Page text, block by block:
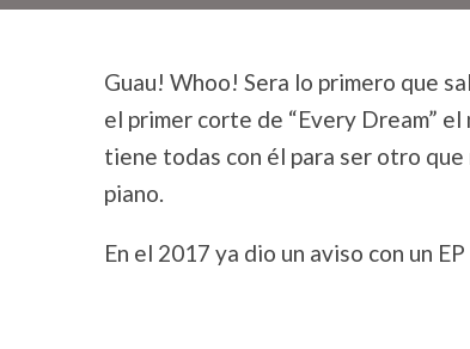
Guau! Whoo! Sera lo primero que
el primer corte de “Every Dream”
tiene todas con él para ser otro que
piano.
En el 2017 ya dio un aviso con un